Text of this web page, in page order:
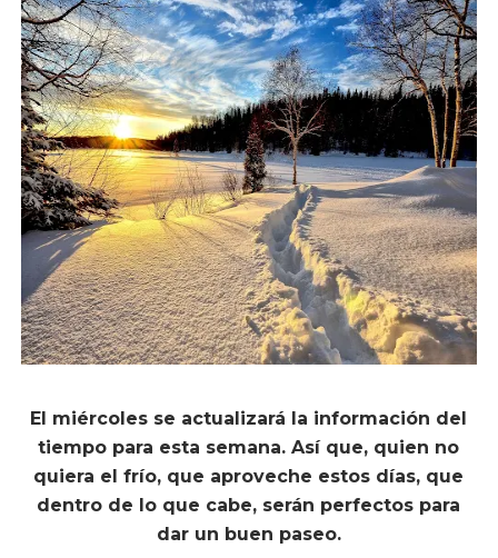
El miércoles se actualizará la información del
tiempo para esta semana. Así que, quien no
quiera el frío, que aproveche estos días, que
dentro de lo que cabe, serán perfectos para
dar un buen paseo.